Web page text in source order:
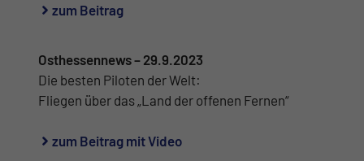
zum Beitrag
Osthessennews – 29.9.2023
Die besten Piloten der Welt:
Fliegen über das „Land der offenen Fernen“
zum Beitrag mit Video